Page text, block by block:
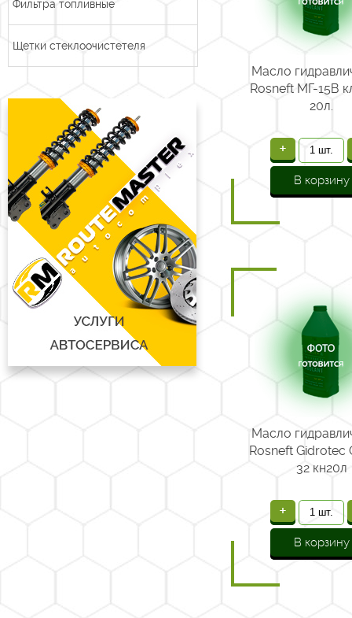
Фильтра топливные
Щетки стеклоочистетеля
Масло
Rosneft МГ-15В
20л.
+
В корзину
Масло
Rosneft Gidrotec
32 кн20л
+
В корзину